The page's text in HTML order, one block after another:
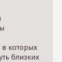
которых
близких